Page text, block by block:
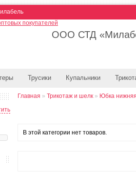
ООО СТД
Трусики Купальники
Главная » Трикотаж и шелк » Юбка
В этой категории нет товаров.